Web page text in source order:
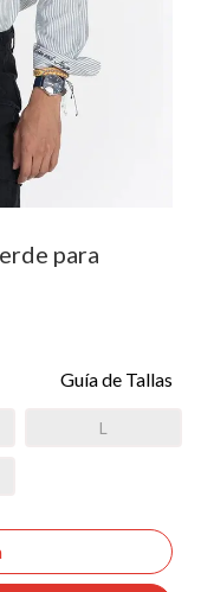
para
Guía de Tallas
L